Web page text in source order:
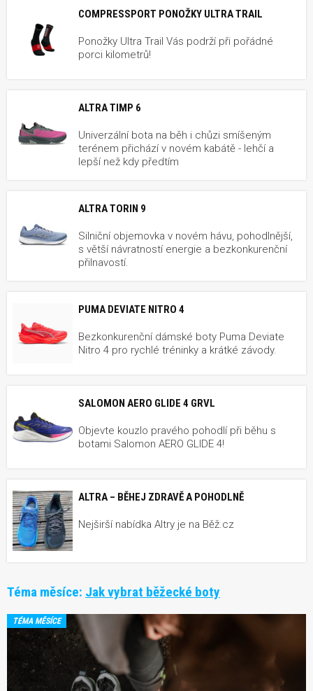
COMPRESSPORT PONOŽKY ULTRA TRAIL
Ponožky Ultra Trail Vás podrží při pořádné
porci kilometrů!
ALTRA TIMP 6
Univerzální bota na běh i chůzi smíšeným
terénem přichází v novém kabátě - lehčí a
lepší než kdy předtím
ALTRA TORIN 9
Silniční objemovka v novém hávu, pohodlnější,
s větší návratností energie a bezkonkurenční
přilnavostí.
PUMA DEVIATE NITRO 4
Bezkonkurenční dámské boty Puma Deviate
Nitro 4 pro rychlé tréninky a krátké závody.
SALOMON AERO GLIDE 4 GRVL
Objevte kouzlo pravého pohodlí při běhu s
botami Salomon AERO GLIDE 4!
ALTRA – BĚHEJ ZDRAVĚ A POHODLNĚ
Nejširší nabídka Altry je na Běž.cz
Téma měsíce: Jak vybrat běžecké boty
TÉMA MĚSÍCE